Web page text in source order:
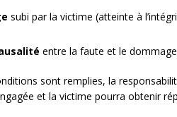
subi par la victime (atteinte à
entre la faute et le
sont remplies, la
et la victime pourra obtenir